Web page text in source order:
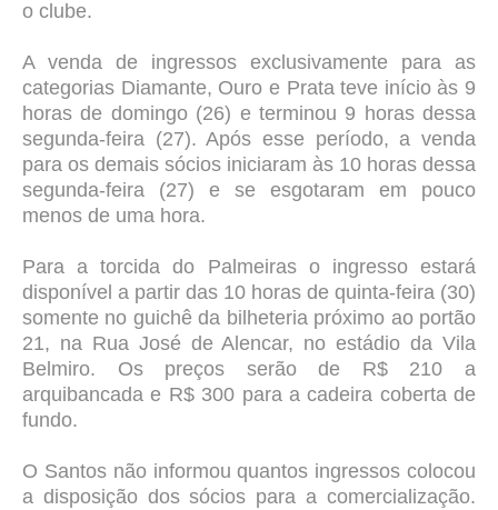
o clube.
A venda de ingressos exclusivamente para as
categorias Diamante, Ouro e Prata teve início às 9
horas de domingo (26) e terminou 9 horas dessa
segunda-feira (27). Após esse período, a venda
para os demais sócios iniciaram às 10 horas dessa
segunda-feira (27) e se esgotaram em pouco
menos de uma hora.
Para a torcida do Palmeiras o ingresso estará
disponível a partir das 10 horas de quinta-feira (30)
somente no guichê da bilheteria próximo ao portão
21, na Rua José de Alencar, no estádio da Vila
Belmiro. Os preços serão de R$ 210 a
arquibancada e R$ 300 para a cadeira coberta de
fundo.
O Santos não informou quantos ingressos colocou
a disposição dos sócios para a comercialização.